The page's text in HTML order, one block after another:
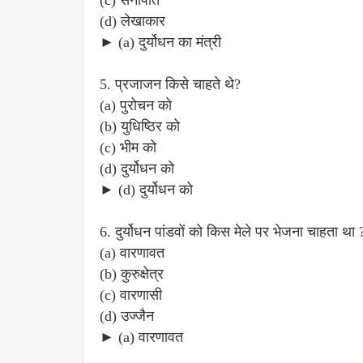
(d) लेखाकार
► (a) दुर्योधन का मंत्री
5. प्रजाजन किसे चाहते थे?
(a) पुरोचन को
(b) युधिष्ठिर को
(c) भीम को
(d) दुर्योधन को
► (d) दुर्योधन को
6. दुर्योधन पांडवों को किस मेले पर भेजना चाहता था
(a) वारणावत
(b) कुरुक्षेत्र
(c) वारणासी
(d) उज्जैन
► (a) वारणावत